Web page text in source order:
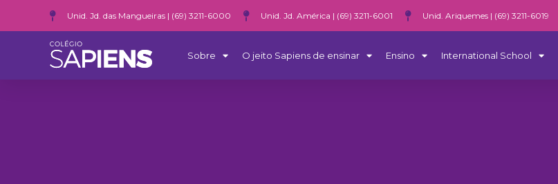
Unid. Jd. das Mangueiras | (69) 3211-6000 Unid. Jd. América | (69) 3211-6001 Unid. Ariquemes | (69) 3211-6019
Sobre O jeito Sapiens de ensinar Ensino International School